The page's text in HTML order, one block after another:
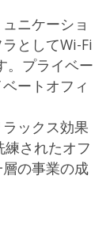
ニケーショ
としてWi-Fi
。プライベー
ートオフィ
ックス効果
されたオフ
の事業の成